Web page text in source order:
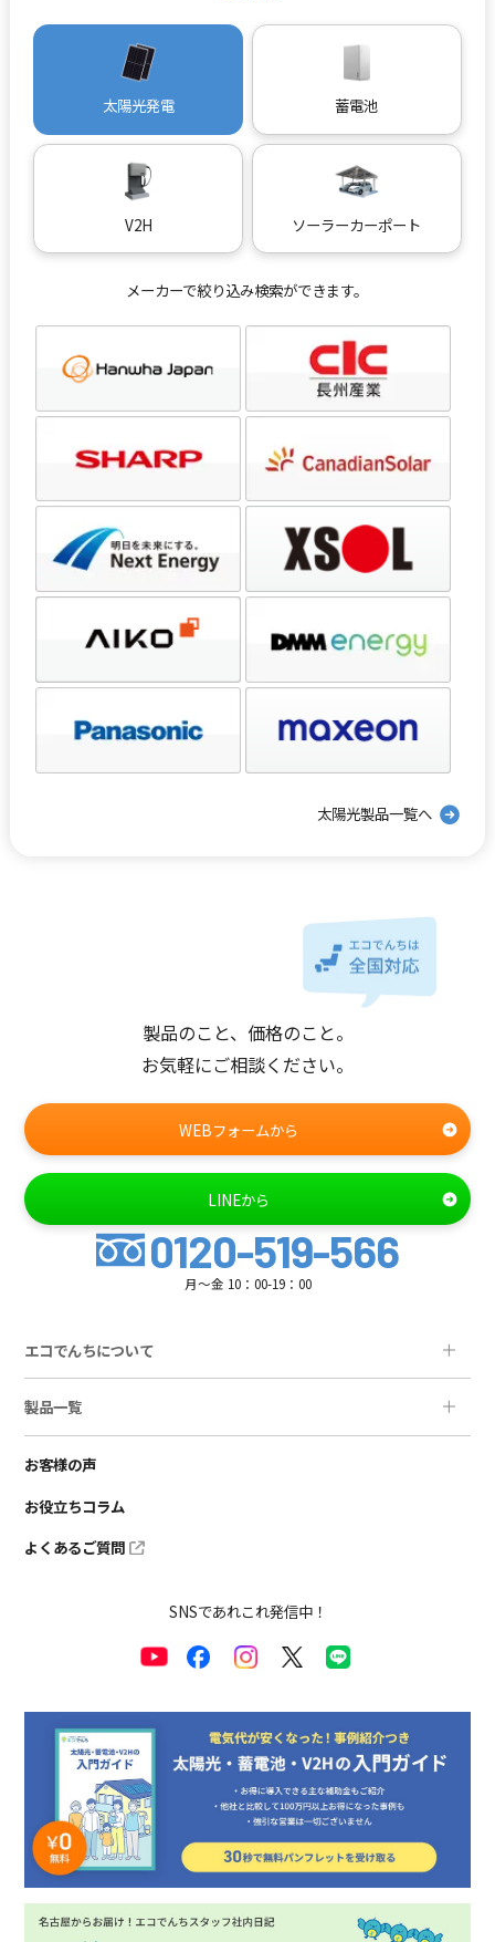
太陽光発電 蓄電池
V2H ソーラーカーポート
メーカーで絞り込み検索ができます。
太陽光製品一覧へ
製品のこと、価格のこと。
お気軽にご相談ください。
WEBフォームから
LINEから
0120-519-566
月～金 10：00-19：00
エコでんちについて
製品一覧
お客様の声
お役立ちコラム
よくあるご質問
SNSであれこれ発信中！